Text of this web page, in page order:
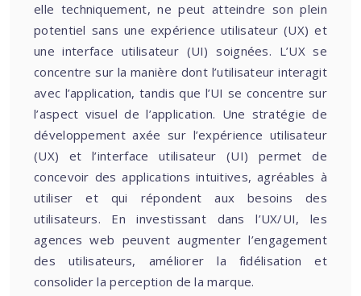
elle techniquement, ne peut atteindre son plein
potentiel sans une expérience utilisateur (UX) et
une interface utilisateur (UI) soignées. L’UX se
concentre sur la manière dont l’utilisateur interagit
avec l’application, tandis que l’UI se concentre sur
l’aspect visuel de l’application. Une stratégie de
développement axée sur l’expérience utilisateur
(UX) et l’interface utilisateur (UI) permet de
concevoir des applications intuitives, agréables à
utiliser et qui répondent aux besoins des
utilisateurs. En investissant dans l’UX/UI, les
agences web peuvent augmenter l’engagement
des utilisateurs, améliorer la fidélisation et
consolider la perception de la marque.